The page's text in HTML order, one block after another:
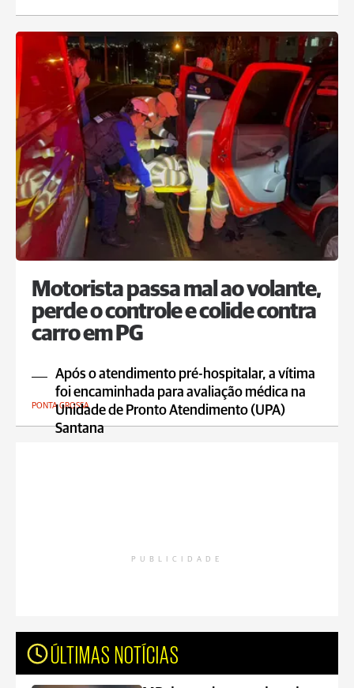
Motorista passa mal ao volante,
perde o controle e colide contra
carro em PG
Após o atendimento pré-hospitalar, a vítima
foi encaminhada para avaliação médica na
Unidade de Pronto Atendimento (UPA)
Santana
PONTA GROSSA
PUBLICIDADE
ÚLTIMAS NOTÍCIAS